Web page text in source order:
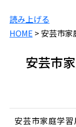
読み上げる
HOME > 安芸市
安芸市
安芸市家庭学